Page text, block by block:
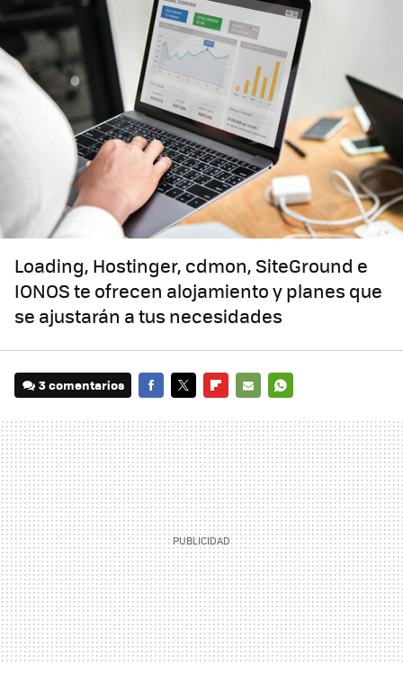
Loading, Hostinger, cdmon, SiteGround e
IONOS te ofrecen alojamiento y planes que
se ajustarán a tus necesidades
3 comentarios
MAIL